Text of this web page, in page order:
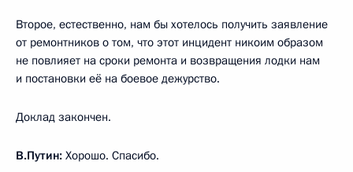
Второе, естественно, нам бы хотелось получить заявление
от ремонтников о том, что этот инцидент никоим образом
не повлияет на сроки ремонта и возвращения лодки нам
и постановки её на боевое дежурство.
Доклад закончен.
В.Путин: Хорошо. Спасибо.